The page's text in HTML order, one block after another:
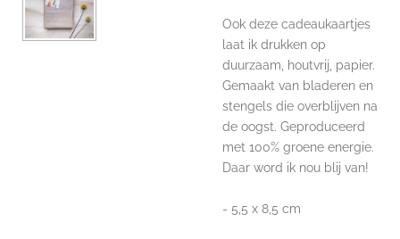
Ook deze cadeaukaartjes
laat ik drukken op
duurzaam, houtvrij, papier.
Gemaakt van bladeren en
stengels die overblijven na
de oogst. Geproduceerd
met 100% groene energie.
Daar word ik nou blij van!
- 5,5 x 8,5 cm